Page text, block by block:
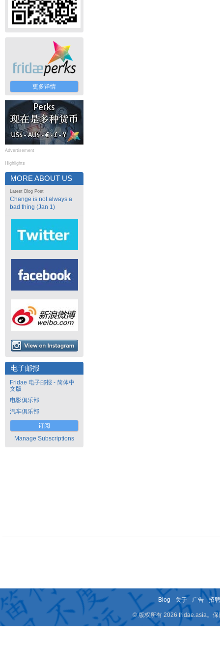
更多详情
Advertisement
Highlights
MORE ABOUT US
Latest Blog Post
Change is not always a
bad thing (Jan 1)
电子邮报
Fridae 电子邮报 - 简体中
文版
电影俱乐部
汽车俱乐部
订阅
Manage Subscriptions
Blog - 关于 - 广告 -招
© 版权所有 2026 fridae.asia。